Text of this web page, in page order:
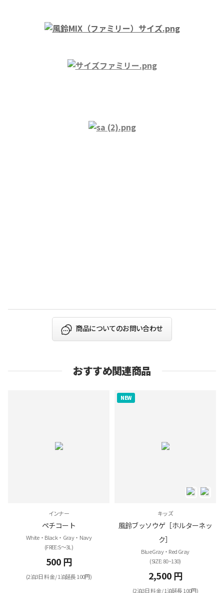
商品についてのお問い合わせ
おすすめ関連商品
インナー
ペチコート
White・Black・Gray・Navy
(FREE:S～3L)
500 円
(2泊3日 料金 / 1泊延長 100円)
NEW
キッズ
風鈴ブッソウゲ［ホルターネッ
ク］
Blue Gray・Red Gray
(SIZE: 80~130)
2,500 円
(2泊3日 料金 / 1泊延長 100円)